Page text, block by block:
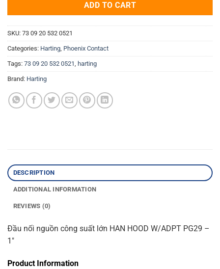
ADD TO CART
SKU: 73 09 20 532 0521
Categories: Harting Phoenix Contact
Tags: 73 09 20 532 0521 harting
Brand: Harting
DESCRIPTION
ADDITIONAL INFORMATION
REVIEWS (0)
Đầu nối nguồn công suất lớn HAN HOOD W/ADPT PG29 –
1″
Product Information